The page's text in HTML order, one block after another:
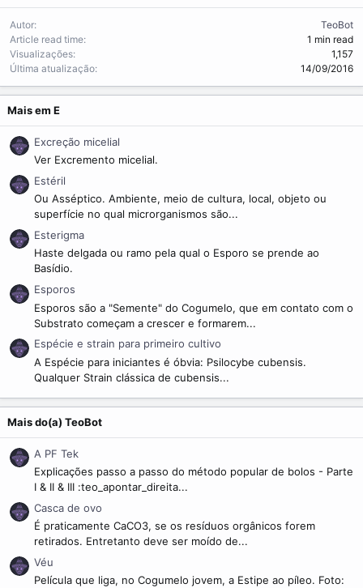
Autor
TeoBot
Article read time
1 min read
Visualizações
1,157
Última atualização
14/09/2016
Mais em E
Excreção micelial
Ver Excremento micelial.
Estéril
Ou Asséptico. Ambiente, meio de cultura, local, objeto ou
superfície no qual microrganismos são...
Esterigma
Haste delgada ou ramo pela qual o Esporo se prende ao
Basídio.
Esporos
Esporos são a "Semente" do Cogumelo, que em contato com o
Substrato começam a crescer e formarem...
Espécie e strain para primeiro cultivo
A Espécie para iniciantes é óbvia: Psilocybe cubensis.
Qualquer Strain clássica de cubensis...
Mais do(a) TeoBot
A PF Tek
Explicações passo a passo do método popular de bolos - Parte
I & II & III :teo_apontar_direita...
Casca de ovo
É praticamente CaCO3, se os resíduos orgânicos forem
retirados. Entretanto deve ser moído de...
Véu
Película que liga, no Cogumelo jovem, a Estipe ao píleo. Foto: